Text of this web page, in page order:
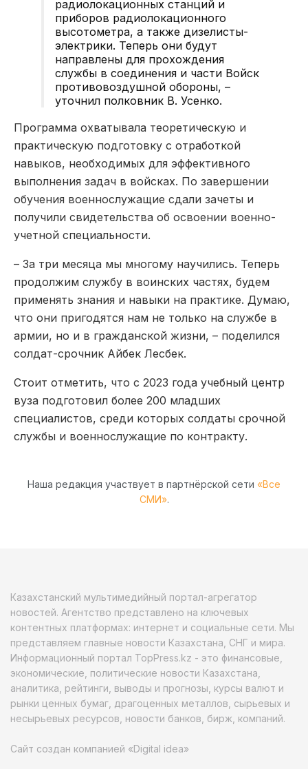
радиолокационных станций и
приборов радиолокационного
высотометра, а также дизелисты-
электрики. Теперь они будут
направлены для прохождения
службы в соединения и части Войск
противовоздушной обороны, –
уточнил полковник В. Усенко.
Программа охватывала теоретическую и
практическую подготовку с отработкой
навыков, необходимых для эффективного
выполнения задач в войсках. По завершении
обучения военнослужащие сдали зачеты и
получили свидетельства об освоении военно-
учетной специальности.
– За три месяца мы многому научились. Теперь
продолжим службу в воинских частях, будем
применять знания и навыки на практике. Думаю,
что они пригодятся нам не только на службе в
армии, но и в гражданской жизни, – поделился
солдат-срочник Айбек Лесбек.
Стоит отметить, что с 2023 года учебный центр
вуза подготовил более 200 младших
специалистов, среди которых солдаты срочной
службы и военнослужащие по контракту.
Наша редакция участвует в партнёрской сети «Все
СМИ».
Казахстанский мультимедийный портал-агрегатор
новостей. Агентство представлено на ключевых
контентных платформах: интернет и социальные сети. Мы
представляем главные новости Казахстана, СНГ и мира.
Информационный портал TopPress.kz - это финансовые,
экономические, политические новости Казахстана,
аналитика, рейтинги, выводы и прогнозы, курсы валют и
рынки ценных бумаг, драгоценных металлов, сырьевых и
несырьевых ресурсов, новости банков, бирж, компаний.
Сайт создан компанией «Digital idea»